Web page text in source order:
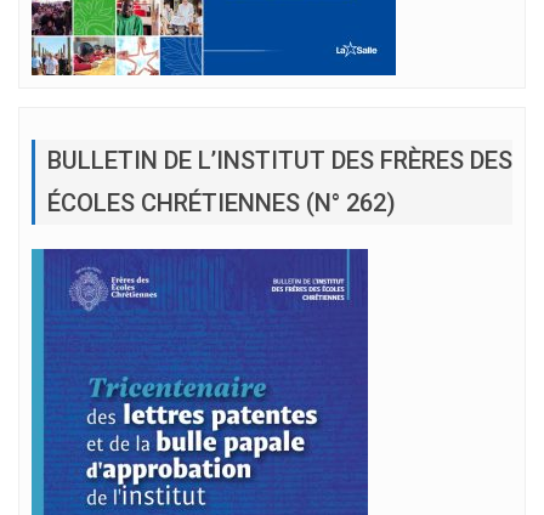
BULLETIN DE L’INSTITUT DES FRÈRES DES
ÉCOLES CHRÉTIENNES (N° 262)